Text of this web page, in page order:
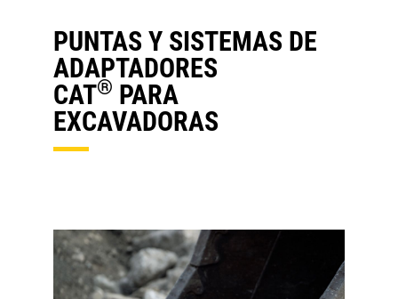
PUNTAS Y SISTEMAS DE
ADAPTADORES
CAT® PARA
EXCAVADORAS